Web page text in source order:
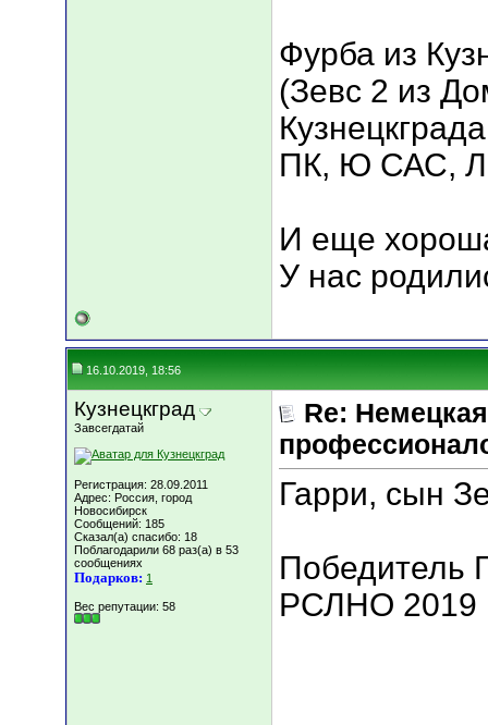
Фурба из
(Зевс 2 из
ПК, Ю САС,
И еще
У нас
16.10.2019, 18:56
Кузнецкград
Завсегдатай
Регистрация: 28.09.2011
Адрес: Россия, город
Новосибирск
Сообщений: 185
Сказал(а) спасибо: 18
Поблагодарили 68 раз(а) в 53
сообщениях
Подарков: 1
Вес репутации: 58
Re:
Гарри, сын
Победитель
РСЛНО 2019